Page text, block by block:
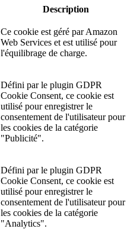
Description
Ce cookie est géré par Amazon
Web Services et est utilisé pour
l'équilibrage de charge.
Défini par le plugin GDPR
Cookie Consent, ce cookie est
utilisé pour enregistrer le
consentement de l'utilisateur pour
les cookies de la catégorie
"Publicité".
Défini par le plugin GDPR
Cookie Consent, ce cookie est
utilisé pour enregistrer le
consentement de l'utilisateur pour
les cookies de la catégorie
"Analytics".